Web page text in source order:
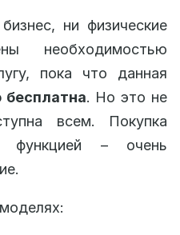
ни физические
необходимостью
пока что данная
бесплатна. Но это не
всем. Покупка
функцией – очень